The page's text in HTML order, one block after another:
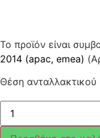
Το προϊόν είναι
2014 (apac, emea)
Θέση ανταλλακτικού
Παξιμάδι
M8x1,25
ποσότητα